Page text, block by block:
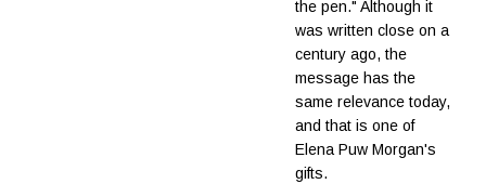
the pen." Although it
was written close on a
century ago, the
message has the
same relevance today,
and that is one of
Elena Puw Morgan's
gifts.